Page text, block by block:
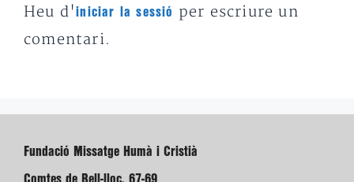
Heu d'iniciar la sessió
per escriure un
comentari.
Fundació Missatge Humà i Cristià
Comtes de Bell-lloc, 67-69